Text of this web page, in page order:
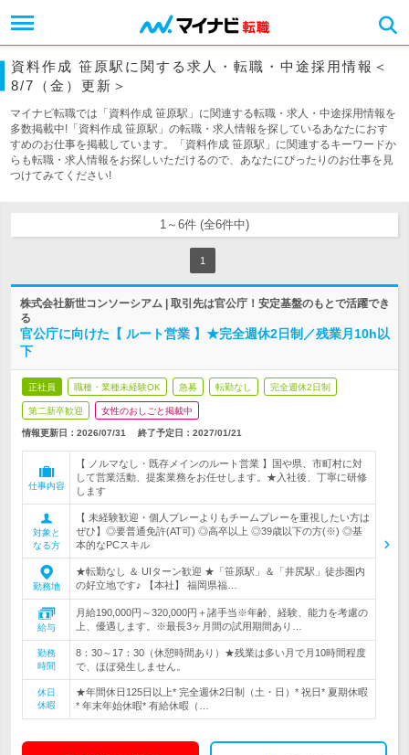
資料作成 笹原駅に関する求人・転職・中途採用情報＜
8/7（金）更新＞
マイナビ転職では「資料作成 笹原駅」に関連する転職・求人・中途採用情報を
多数掲載中!「資料作成 笹原駅」の転職・求人情報を探しているあなたにおす
すめのお仕事を掲載しています。「資料作成 笹原駅」に関連するキーワードか
らも転職・求人情報をお探しいただけるので、あなたにぴったりのお仕事を見
つけてみてください!
1～6件 (全6件中)
1
株式会社新世コンソーシアム | 取引先は官公庁！安定基盤のもとで活躍でき
る
官公庁に向けた【 ルート営業 】★完全週休2日制／残業月10h以
下
正社員 職種・業種未経験OK 急募 転勤なし 完全週休2日制
第二新卒歓迎 女性のおしごと掲載中
情報更新日：2026/07/31 終了予定日： 2027/01/21
仕事内容
【 ノルマなし・既存メインのルート営業 】国や県、市町村に対
して営業活動、提案業務をお任せします。★入社後、丁寧に研修
します
対象と
なる方
【 未経験歓迎・個人プレーよりもチームプレーを重視したい方は
ぜひ】◎要普通免許(AT可) ◎高卒以上 ◎39歳以下の方(※) ◎基
本的なPCスキル
勤務地
★転勤なし ＆ UIターン歓迎 ★「笹原駅」＆「井尻駅」徒歩圏内
の好立地です♪ 【本社】 福岡県福…
給与
月給190,000円～320,000円＋諸手当※年齢、経験、能力を考慮の
上、優遇します。※最長3ヶ月間の試用期間あり…
勤務
時間
8：30～17：30（休憩時間あり）★残業は多い月で月10時間程度
で、ほぼ発生しません。
休日
休暇
★年間休日125日以上* 完全週休2日制（土・日）* 祝日* 夏期休暇
* 年末年始休暇* 有給休暇（…